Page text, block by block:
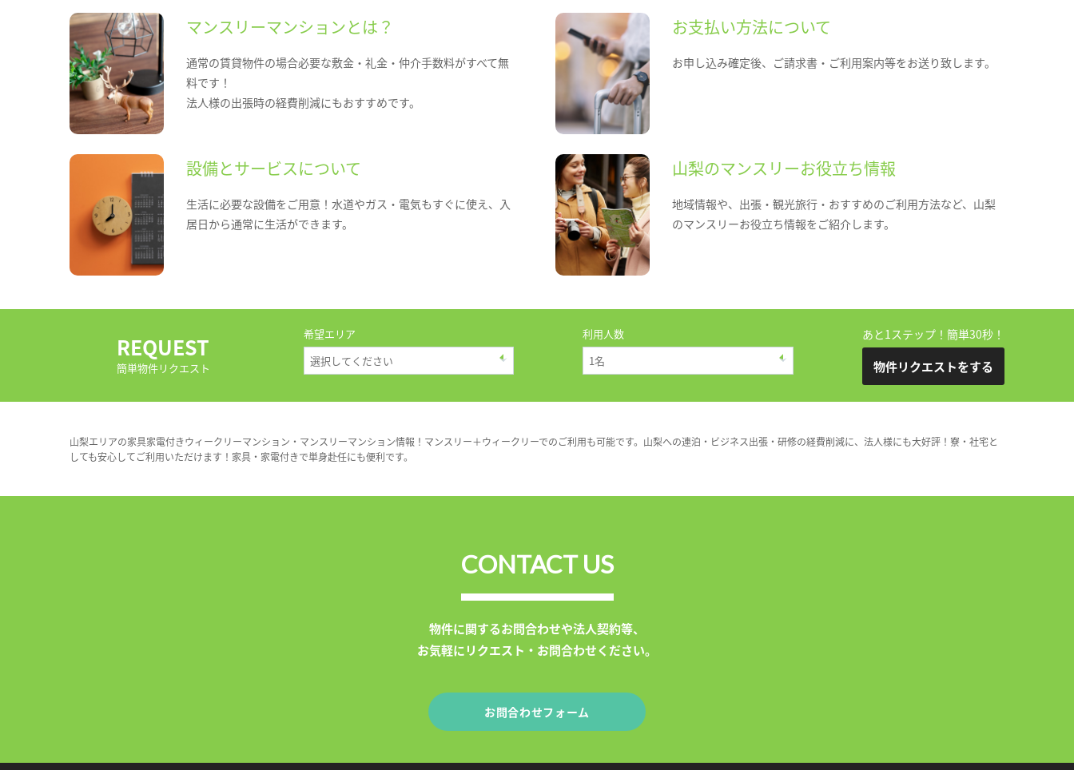
マンスリーマンションとは？
通常の賃貸物件の場合必要な敷金・礼金・仲介手数料がすべて無
料です！
法人様の出張時の経費削減にもおすすめです。
お支払い方法について
お申し込み確定後、ご請求書・ご利用案内等をお送り致します。
設備とサービスについて
生活に必要な設備をご用意！水道やガス・電気もすぐに使え、入
居日から通常に生活ができます。
山梨のマンスリーお役立ち情報
地域情報や、出張・観光旅行・おすすめのご利用方法など、山梨
のマンスリーお役立ち情報をご紹介します。
REQUEST
簡単物件リクエスト
希望エリア 利用人数 あと1ステップ！簡単30秒！
物件リクエストをする
山梨エリアの家具家電付きウィークリーマンション・マンスリーマンション情報！マンスリー＋ウィークリーでのご利用も可能です。山梨への連泊・ビジネス出張・研修の経費削減に、法人様にも大好評！寮・社宅と
しても安心してご利用いただけます！家具・家電付きで単身赴任にも便利です。
CONTACT US
物件に関するお問合わせや法人契約等、
お気軽にリクエスト・お問合わせください。
お問合わせフォーム